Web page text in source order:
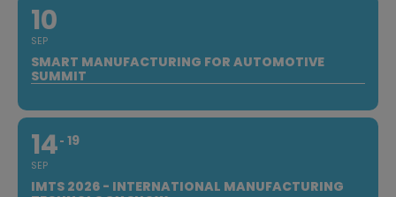
10
SEP
SMART MANUFACTURING FOR AUTOMOTIVE
SUMMIT
14
SEP
19
IMTS 2026 - INTERNATIONAL MANUFACTURING